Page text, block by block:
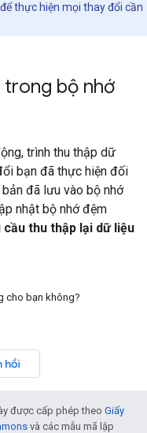
để thực hiện mọi thay đổi cần
bộ nhớ
trình thu thập dữ
bạn đã thực hiện đối
đã lưu vào bộ nhớ
nhật bộ nhớ đệm
cầu thu thập lại dữ liệu
cho bạn không?
hồi
được cấp phép theo Giấy
và các mẫu mã lập